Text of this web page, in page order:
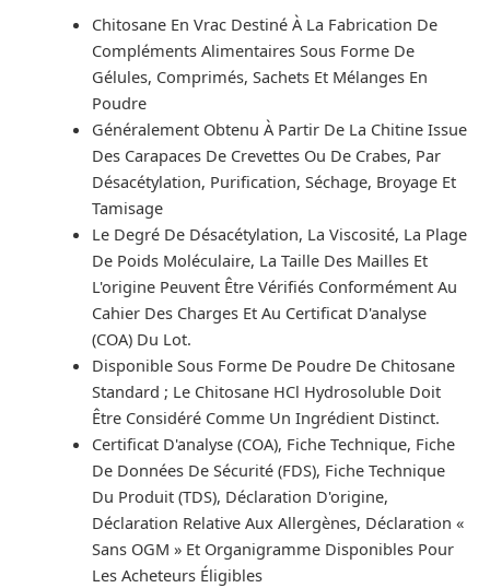
Chitosane En Vrac Destiné À La Fabrication De
Compléments Alimentaires Sous Forme De
Gélules, Comprimés, Sachets Et Mélanges En
Poudre
Généralement Obtenu À Partir De La Chitine Issue
Des Carapaces De Crevettes Ou De Crabes, Par
Désacétylation, Purification, Séchage, Broyage Et
Tamisage
Le Degré De Désacétylation, La Viscosité, La Plage
De Poids Moléculaire, La Taille Des Mailles Et
L'origine Peuvent Être Vérifiés Conformément Au
Cahier Des Charges Et Au Certificat D'analyse
(COA) Du Lot.
Disponible Sous Forme De Poudre De Chitosane
Standard ; Le Chitosane HCl Hydrosoluble Doit
Être Considéré Comme Un Ingrédient Distinct.
Certificat D'analyse (COA), Fiche Technique, Fiche
De Données De Sécurité (FDS), Fiche Technique
Du Produit (TDS), Déclaration D'origine,
Déclaration Relative Aux Allergènes, Déclaration «
Sans OGM » Et Organigramme Disponibles Pour
Les Acheteurs Éligibles